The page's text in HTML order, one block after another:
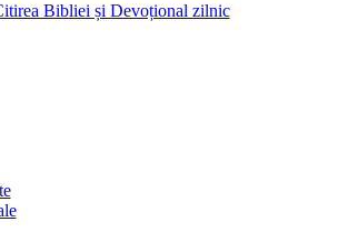
Bibliei și Devoțional zilnic